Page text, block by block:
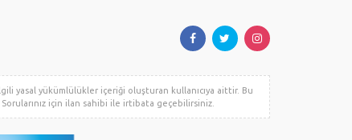
yasal yükümlülükler içeriği oluşturan kullanıcıya aittir. Bu
için ilan sahibi ile irtibata geçebilirsiniz.